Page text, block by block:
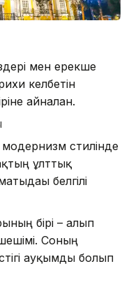
мен ерекше
келбетін
айналған.
стилінде
ұлттық
белгілі
бірі – алып
Соның
ауқымды болып